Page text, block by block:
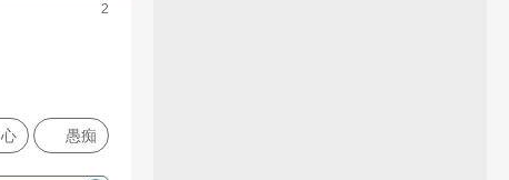
2
心 愚痴